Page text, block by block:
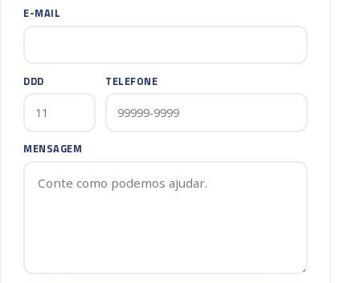
E-MAIL
DDD TELEFONE
MENSAGEM